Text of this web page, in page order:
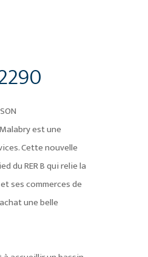
est une
Cette nouvelle
du RER B qui relie la
ses commerces de
une belle